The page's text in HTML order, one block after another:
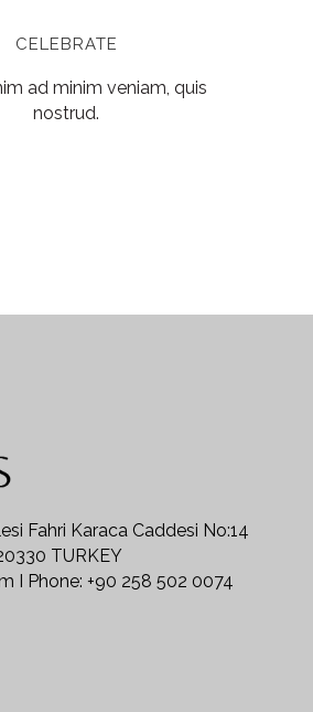
CELEBRATE
ad minim veniam, quis
nostrud.
Fahri Karaca Caddesi No:14
TURKEY
I Phone: +90 258 502 0074